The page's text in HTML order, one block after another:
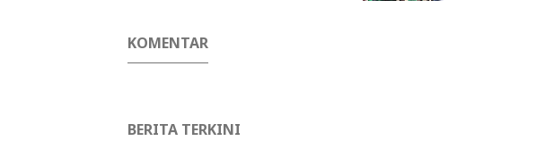
KOMENTAR
BERITA TERKINI